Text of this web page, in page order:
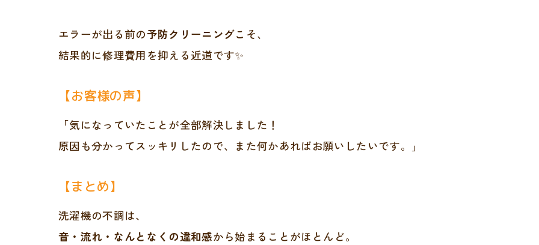
エラーが出る前の予防クリーニングこそ、
結果的に修理費用を抑える近道です✨
【お客様の声】
「気になっていたことが全部解決しました！
原因も分かってスッキリしたので、また何かあればお願いしたいです。」
【まとめ】
洗濯機の不調は、
音・流れ・なんとなくの違和感から始まることがほとんど。